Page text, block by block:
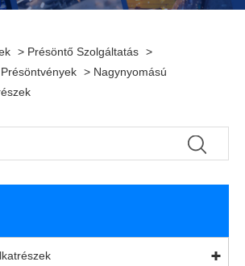
> Présöntő Szolgáltatás >
> Nagynyomású